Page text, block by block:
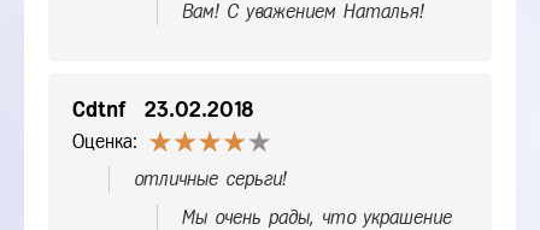
Вам! С уважением Наталья!
Cdtnf 23.02.2018
Оценка:
отличные серьги!
Мы очень рады, что украшение